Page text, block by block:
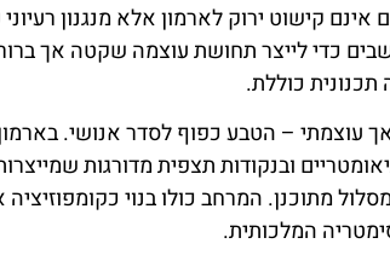
אינם קישוט ירוק לארמון אלא מנגנון
כדי לייצר תחושת עוצמה שקטה אך
תכנונית כוללת.
ובנקודות תצפית מדורגות
מתוכנן. המרחב כולו בנוי
המלכותית.